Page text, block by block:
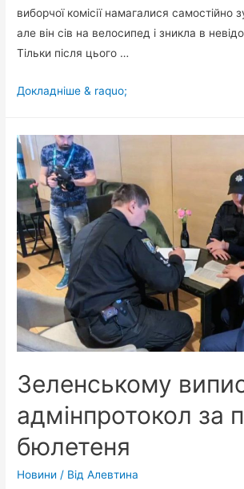
виборчої комісії намагалися самостійно
але він сів на велосипед і зникла в
Тільки після цього …
На
втік
з
бюлетнем
на
велосипеді
Докладніше & raquo;
Зеленському
адмінпротокол за
бюлетеня
Новини / ВідАлевтина